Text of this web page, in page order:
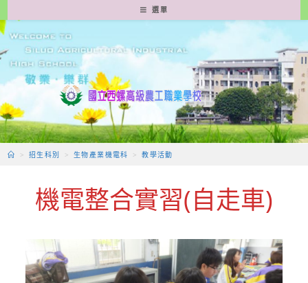
轉
至
要
容
選單
> 招生科別 > 生物產業機電科 > 教學活動
機電整合實習(自走車)